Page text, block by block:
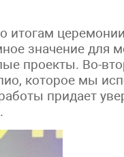
итогам
значение для
проекты. Во-
которое мы
придает